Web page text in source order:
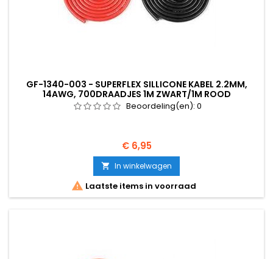
GF-1340-003 - SUPERFLEX SILLICONE KABEL 2.2MM,
14AWG, 700DRAADJES 1M ZWART/1M ROOD
Beoordeling(en): 0
Prijs
€ 6,95
 In winkelwagen
 Laatste items in voorraad